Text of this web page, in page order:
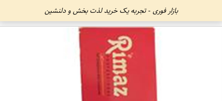
بازار فوری - تجربه یک خرید لذت بخش و دلنشین